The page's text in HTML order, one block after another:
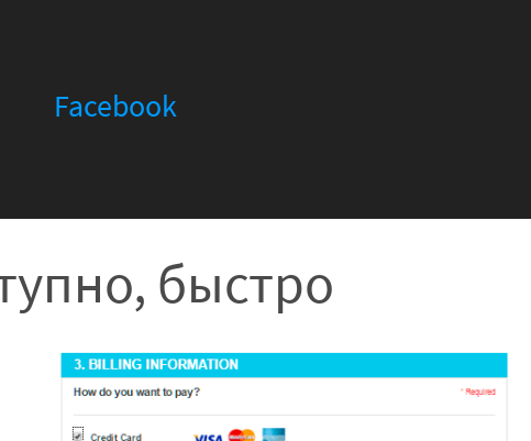
Facebook
быстро